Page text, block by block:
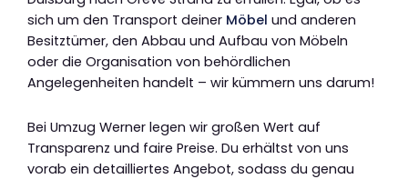
sich um den Transport deiner Möbel und anderen
Besitztümer, den Abbau und Aufbau von Möbeln
oder die Organisation von behördlichen
Angelegenheiten handelt – wir kümmern uns darum!
Bei Umzug Werner legen wir großen Wert auf
Transparenz und faire Preise. Du erhältst von uns
vorab ein detailliertes Angebot, sodass du genau